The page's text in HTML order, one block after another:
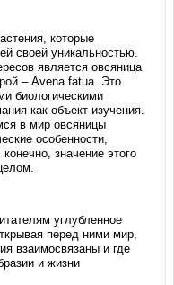
которые
своей уникальностью.
является овсяница
– Avena fatua. Это
биологическими
как объект изучения.
в мир овсяницы
особенности,
значение этого
углубленное
перед ними мир,
взаимосвязаны и где
и жизни